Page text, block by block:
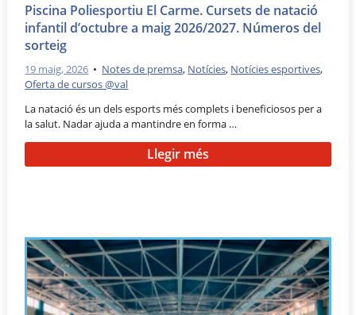
Piscina Poliesportiu El Carme. Cursets de natació
infantil d’octubre a maig 2026/2027. Números del
sorteig
19 maig, 2026 • Notes de premsa, Notícies, Notícies esportives,
Oferta de cursos @val
La natació és un dels esports més complets i beneficiosos per a
la salut. Nadar ajuda a mantindre en forma …
Llegir més